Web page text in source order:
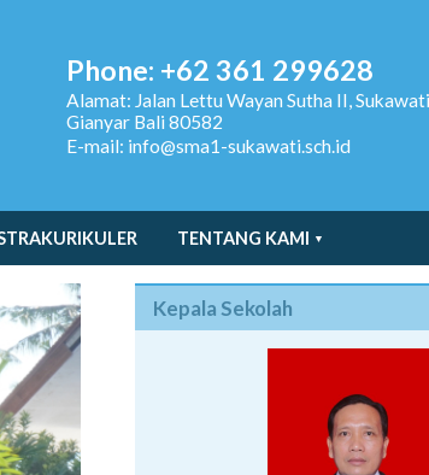
Phone: +62 361 299628
Alamat: Jalan Lettu Wayan Sutha II, Sukawati
Gianyar Bali 80582
E-mail: info@sma1-sukawati.sch.id
TENTANG KAMI
Kepala Sekolah